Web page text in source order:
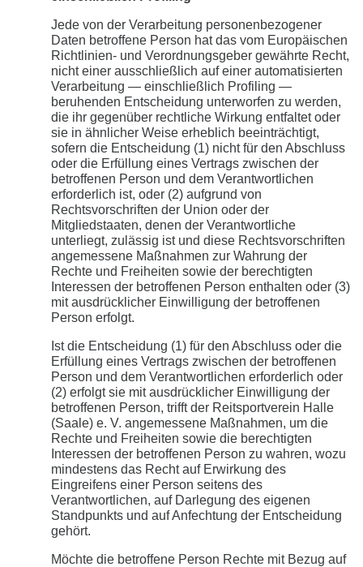
Jede von der Verarbeitung personenbezogener
Daten betroffene Person hat das vom Europäischen
Richtlinien- und Verordnungsgeber gewährte Recht,
nicht einer ausschließlich auf einer automatisierten
Verarbeitung — einschließlich Profiling —
beruhenden Entscheidung unterworfen zu werden,
die ihr gegenüber rechtliche Wirkung entfaltet oder
sie in ähnlicher Weise erheblich beeinträchtigt,
sofern die Entscheidung (1) nicht für den Abschluss
oder die Erfüllung eines Vertrags zwischen der
betroffenen Person und dem Verantwortlichen
erforderlich ist, oder (2) aufgrund von
Rechtsvorschriften der Union oder der
Mitgliedstaaten, denen der Verantwortliche
unterliegt, zulässig ist und diese Rechtsvorschriften
angemessene Maßnahmen zur Wahrung der
Rechte und Freiheiten sowie der berechtigten
Interessen der betroffenen Person enthalten oder (3)
mit ausdrücklicher Einwilligung der betroffenen
Person erfolgt.
Ist die Entscheidung (1) für den Abschluss oder die
Erfüllung eines Vertrags zwischen der betroffenen
Person und dem Verantwortlichen erforderlich oder
(2) erfolgt sie mit ausdrücklicher Einwilligung der
betroffenen Person, trifft der Reitsportverein Halle
(Saale) e. V. angemessene Maßnahmen, um die
Rechte und Freiheiten sowie die berechtigten
Interessen der betroffenen Person zu wahren, wozu
mindestens das Recht auf Erwirkung des
Eingreifens einer Person seitens des
Verantwortlichen, auf Darlegung des eigenen
Standpunkts und auf Anfechtung der Entscheidung
gehört.
Möchte die betroffene Person Rechte mit Bezug auf